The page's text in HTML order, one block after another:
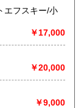
￥17,000
￥20,000
￥9,000